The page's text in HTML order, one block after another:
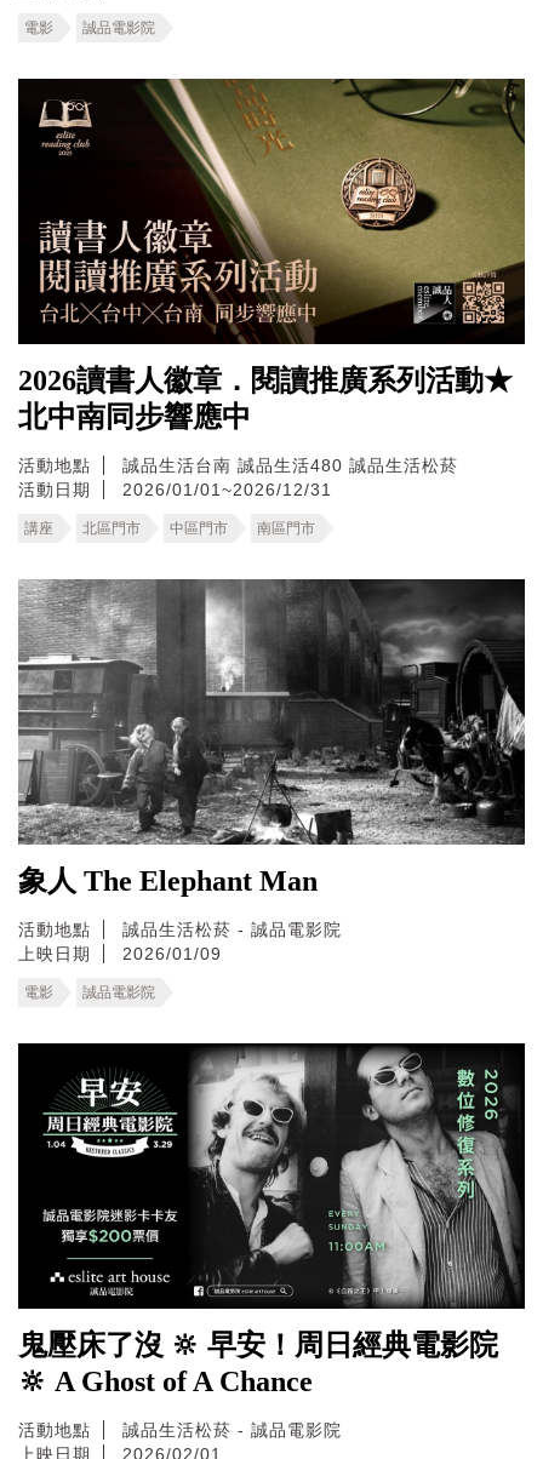
電影 誠品電影院
2026讀書人徽章．閱讀推廣系列活動★
北中南同步響應中
活動地點 誠品生活台南 誠品生活480 誠品生活松菸
活動日期
2026/01/01~2026/12/31
講座 北區門市 中區門市 南區門市
象人 The Elephant Man
活動地點
誠品生活松菸 - 誠品電影院
上映日期
2026/01/09
電影 誠品電影院
鬼壓床了沒 🔆 早安！周日經典電影院
🔆 A Ghost of A Chance
活動地點
誠品生活松菸 - 誠品電影院
上映日期
2026/02/01